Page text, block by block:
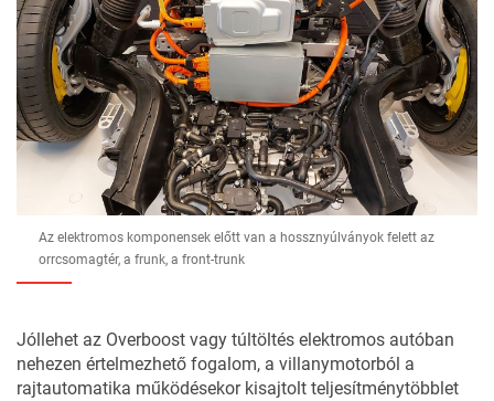
Az elektromos komponensek előtt van a hossznyúlványok felett az
orrcsomagtér, a frunk, a front-trunk
Jóllehet az Overboost vagy túltöltés elektromos autóban
nehezen értelmezhető fogalom, a villanymotorból a
rajtautomatika működésekor kisajtolt teljesítménytöbblet